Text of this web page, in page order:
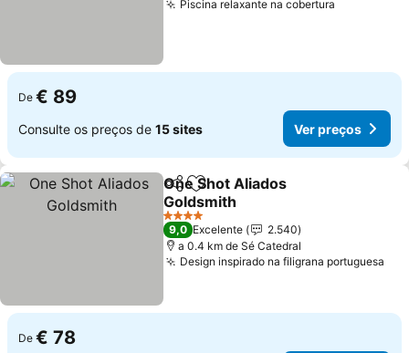
Piscina relaxante na cobertura
De € 89
Consulte os preços de 15 sites Ver preços
PartilharAdicionar aos favoritos
One Shot Aliados
Goldsmith
Ver preços
4 Estrelas
9,0 Excelente
2.540
a 0.4 km de Sé Catedral
Design inspirado na filigrana portuguesa
De € 78